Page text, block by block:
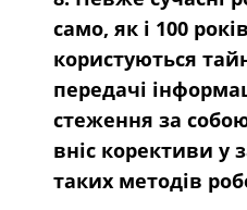
само, як і 100
користуються
передачі
стеження за
вніс корективи у
таких методів